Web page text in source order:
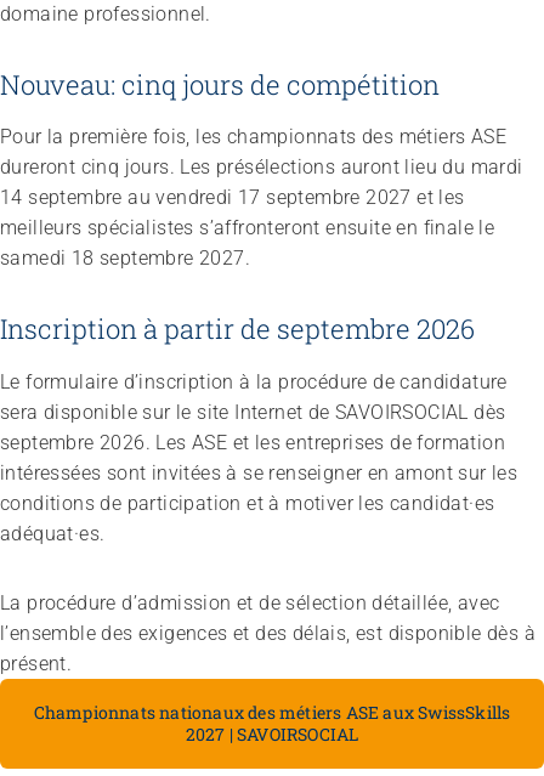
Sans limites!? – Questionner, repousser et dépasser
les limites
26.08.2026 Interlaken
domaine professionnel.
Nouveau: cinq jours de compétition
Pour la première fois, les championnats des métiers ASE
dureront cinq jours. Les présélections auront lieu du mardi
14 septembre au vendredi 17 septembre 2027 et les
meilleurs spécialistes s’affronteront ensuite en finale le
samedi 18 septembre 2027.
Inscription à partir de septembre 2026
Le formulaire d’inscription à la procédure de candidature
sera disponible sur le site Internet de SAVOIRSOCIAL dès
septembre 2026. Les ASE et les entreprises de formation
intéressées sont invitées à se renseigner en amont sur les
conditions de participation et à motiver les candidat·es
adéquat·es.
La procédure d’admission et de sélection détaillée, avec
l’ensemble des exigences et des délais, est disponible dès à
présent.
Championnats nationaux des métiers ASE aux SwissSkills
2027 | SAVOIRSOCIAL